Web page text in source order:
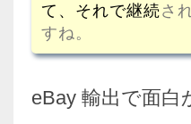
て、それで継続さ
すね。
eBay 輸出で面白